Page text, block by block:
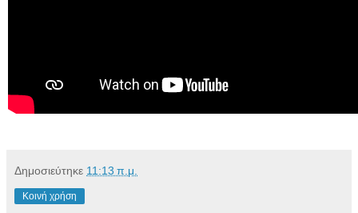
Δημοσιεύτηκε 11:13 π.μ.
Κοινή χρήση